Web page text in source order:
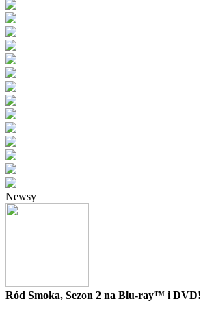
Newsy
Ród Smoka, Sezon 2 na Blu-ray™ i DVD!